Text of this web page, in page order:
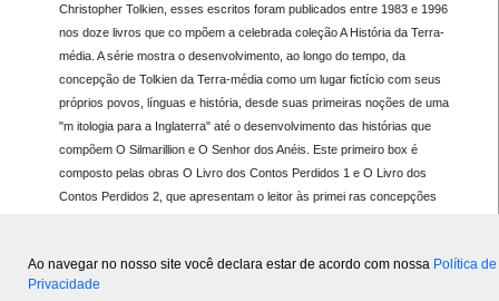
Christopher Tolkien, esses escritos foram publicados entre 1983 e 1996
nos doze livros que co mpõem a celebrada coleção A História da Terra-
média. A série mostra o desenvolvimento, ao longo do tempo, da
concepção de Tolkien da Terra-média como um lugar fictício com seus
próprios povos, línguas e história, desde suas primeiras noções de uma
"m itologia para a Inglaterra" até o desenvolvimento das histórias que
compõem O Silmarillion e O Senhor dos Anéis. Este primeiro box é
composto pelas obras O Livro dos Contos Perdidos 1 e O Livro dos
Contos Perdidos 2, que apresentam o leitor às primei ras concepções
Christopher.
Ao navegar no nosso site você declara estar de acordo com nossa Política de
Privacidade